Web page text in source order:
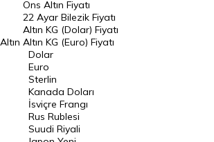
Döviz Kuru
Dolar Kuru
Euro Kuru
Pound Kuru
Frank Kuru
Riyal Kuru
Avustralya Doları
Altın
Ons Altın Fiyatı
22 Ayar Bilezik Fiyatı
Altın KG (Dolar) Fiyatı
Altın KG (Euro) Fiyatı
Dolar
Euro
Sterlin
Kanada Doları
İsviçre Frangı
Rus Rublesi
Suudi Riyali